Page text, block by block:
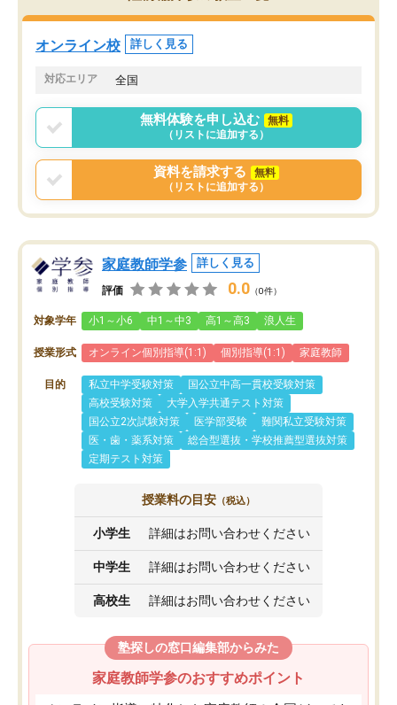
オンライン校 詳しく見る
対応エリア 全国
無料体験を申し込む
無料
（リストに追加する）
資料を請求する
無料
（リストに追加する）
家庭教師学参 詳しく見る
評価 0.0 （0件）
対象学年 小1～小6 中1～中3 高1～高3 浪人生
授業形式 オンライン個別指導(1:1) 個別指導(1:1) 家庭教師
目的 私立中学受験対策
国公立中高一貫校受験対策
高校受験対策
大学入学共通テスト対策
国公立2次試験対策
医学部受験
難関私立受験対策
医・歯・薬系対策
総合型選抜・学校推薦型選抜対策
定期テスト対策
授業料の目安 （税込）
小学生 詳細はお問い合わせください
中学生 詳細はお問い合わせください
高校生 詳細はお問い合わせください
塾探しの窓口編集部からみた
家庭教師学参のおすすめポイント